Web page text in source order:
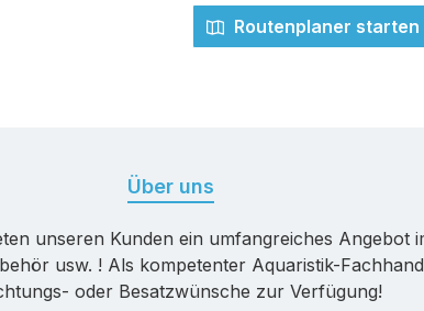
Routenplaner starten
Über uns
unseren Kunden ein umfangreiches Angebot
usw. ! Als kompetenter Aquaristik-
oder Besatzwünsche zur Verfügung!